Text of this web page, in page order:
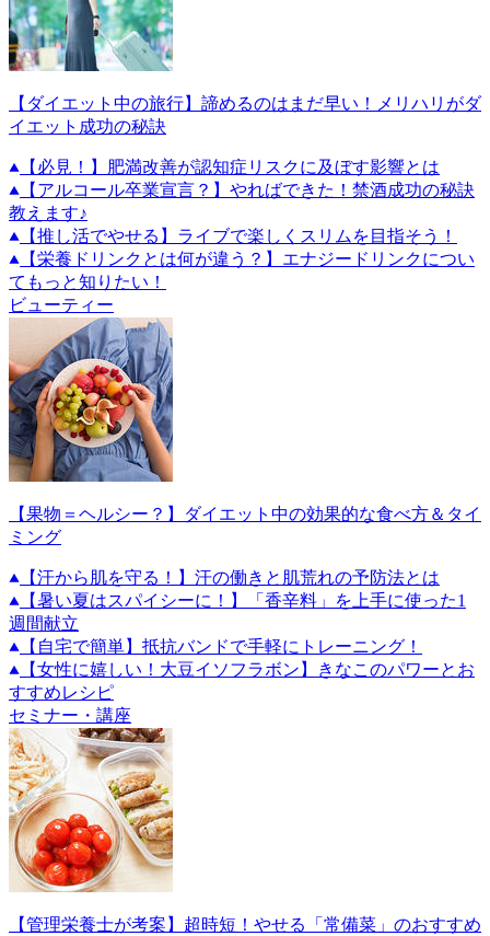
【ダイエット中の旅行】諦めるのはまだ早い！メリハリがダ
イエット成功の秘訣
【必見！】肥満改善が認知症リスクに及ぼす影響とは
【アルコール卒業宣言？】やればできた！禁酒成功の秘訣
教えます♪
【推し活でやせる】ライブで楽しくスリムを目指そう！
【栄養ドリンクとは何が違う？】エナジードリンクについ
てもっと知りたい！
ビューティー
【果物＝ヘルシー？】ダイエット中の効果的な食べ方＆タイ
ミング
【汗から肌を守る！】汗の働きと肌荒れの予防法とは
【暑い夏はスパイシーに！】「香辛料」を上手に使った1
週間献立
【自宅で簡単】抵抗バンドで手軽にトレーニング！
【女性に嬉しい！大豆イソフラボン】きなこのパワーとお
すすめレシピ
セミナー・講座
【管理栄養士が考案】超時短！やせる「常備菜」のおすすめ